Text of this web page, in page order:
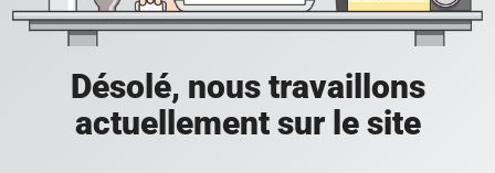
Désolé, nous travaillons
actuellement sur le site